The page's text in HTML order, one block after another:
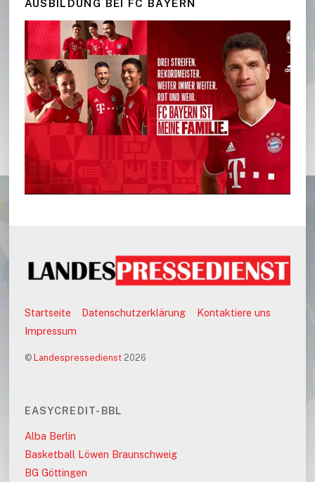
AUSBILDUNG BEI FC BAYERN
Startseite Datenschutzerklärung
Kontaktiere uns
Impressum
© Landespressedienst2026
EASYCREDIT-BBL
Alba Berlin
Basketball Löwen Braunschweig
BG Göttingen